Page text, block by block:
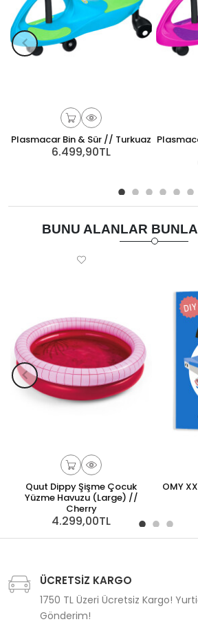
Plasmacar Bin & Sür // Turkuaz
6.499,90TL
BUNU ALANLAR
Quut Dippy Şişme Çocuk
Yüzme Havuzu (Large) //
Cherry
4.299,00TL
OMY
ÜCRETSİZ KARGO
1750 TL Üzeri Ücretsiz Kargo!
Gönderim!